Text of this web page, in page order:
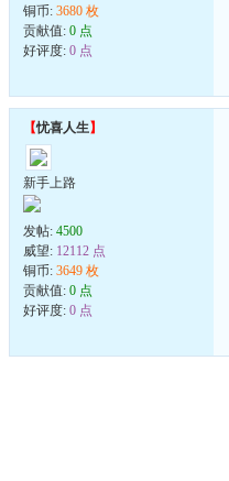
铜币: 3680 枚
贡献值: 0 点
好评度: 0 点
【忧喜人生】
新手上路
发帖: 4500
威望: 12112 点
铜币: 3649 枚
贡献值: 0 点
好评度: 0 点